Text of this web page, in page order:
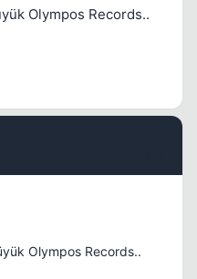
Olympos Records..
Olympos Records..